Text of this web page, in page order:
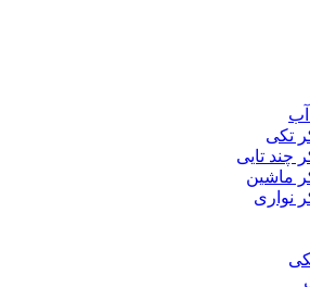
آب
تکی
چند تایی
ماشین
نواری